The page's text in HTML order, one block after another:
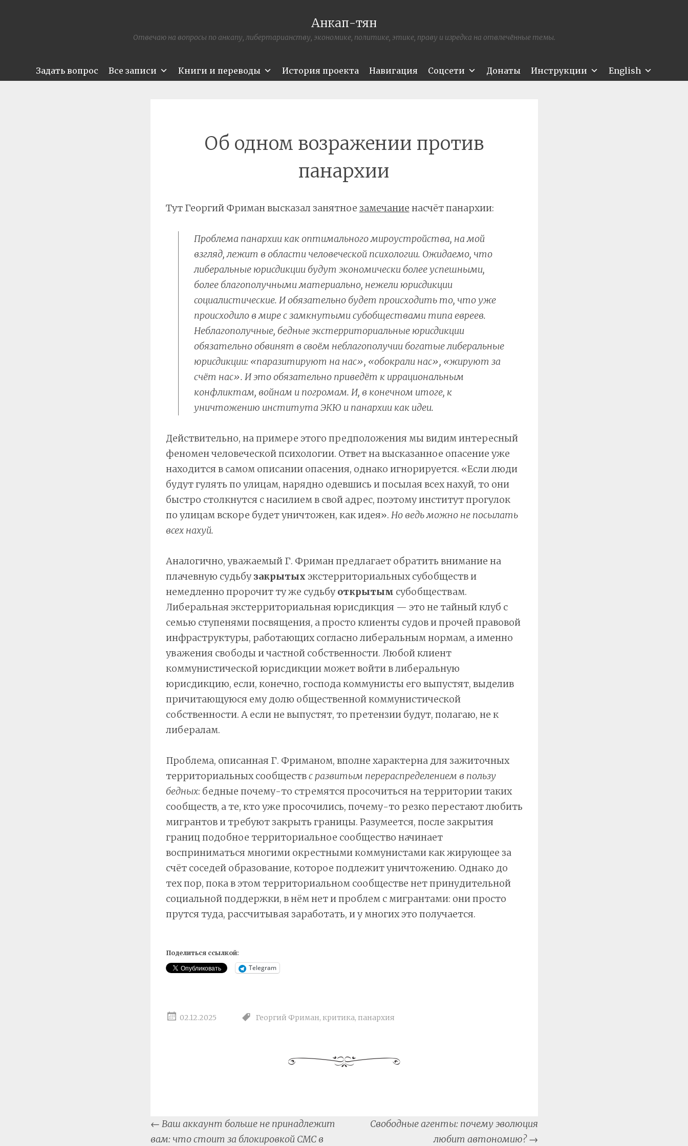
Анкап-тян
Отвечаю на вопросы по анкапу, либертарианству, экономике, политике, этике, праву и изредка на отвлечённые темы.
Задать вопрос Все записи Книги и переводы История проекта Навигация Соцсети Донаты Инструкции English
Об одном возражении против
панархии
Тут Георгий Фриман высказал занятное замечание насчёт панархии:
Проблема панархии как оптимального мироустройства, на мой
взгляд, лежит в области человеческой психологии. Ожидаемо, что
либеральные юрисдикции будут экономически более успешными,
более благополучными материально, нежели юрисдикции
социалистические. И обязательно будет происходить то, что уже
происходило в мире с замкнутыми субобществами типа евреев.
Неблагополучные, бедные экстерриториальные юрисдикции
обязательно обвинят в своём неблагополучии богатые либеральные
юрисдикции: «паразитируют на нас», «обокрали нас», «жируют за
счёт нас». И это обязательно приведёт к иррациональным
конфликтам, войнам и погромам. И, в конечном итоге, к
уничтожению института ЭКЮ и панархии как идеи.
Действительно, на примере этого предположения мы видим интересный
феномен человеческой психологии. Ответ на высказанное опасение уже
находится в самом описании опасения, однако игнорируется. «Если люди
будут гулять по улицам, нарядно одевшись и посылая всех нахуй, то они
быстро столкнутся с насилием в свой адрес, поэтому институт прогулок
по улицам вскоре будет уничтожен, как идея». Но ведь можно не посылать
всех нахуй.
Аналогично, уважаемый Г. Фриман предлагает обратить внимание на
плачевную судьбузакрытых экстерриториальных субобществ и
немедленно пророчит ту же судьбуоткрытым субобществам.
Либеральная экстерриториальная юрисдикция — это не тайный клуб с
семью ступенями посвящения, а просто клиенты судов и прочей правовой
инфраструктуры, работающих согласно либеральным нормам, а именно
уважения свободы и частной собственности. Любой клиент
коммунистической юрисдикции может войти в либеральную
юрисдикцию, если, конечно, господа коммунисты его выпустят, выделив
причитающуюся ему долю общественной коммунистической
собственности. А если не выпустят, то претензии будут, полагаю, не к
либералам.
Проблема, описанная Г. Фриманом, вполне характерна для зажиточных
территориальных сообществс развитым перераспределением в пользу
бедных: бедные почему-то стремятся просочиться на территории таких
сообществ, а те, кто уже просочились, почему-то резко перестают любить
мигрантов и требуют закрыть границы. Разумеется, после закрытия
границ подобное территориальное сообщество начинает
восприниматься многими окрестными коммунистами как жирующее за
счёт соседей образование, которое подлежит уничтожению. Однако до
тех пор, пока в этом территориальном сообществе нет принудительной
социальной поддержки, в нём нет и проблем с мигрантами: они просто
прутся туда, рассчитывая заработать, и у многих это получается.
Поделиться ссылкой:
Telegram
02.12.2025 Георгий Фриман, критика, панархия
Post
navigation
← Ваш аккаунт больше не принадлежит
вам: что стоит за блокировкой СМС в
Свободные агенты: почему эволюция
любит автономию?→